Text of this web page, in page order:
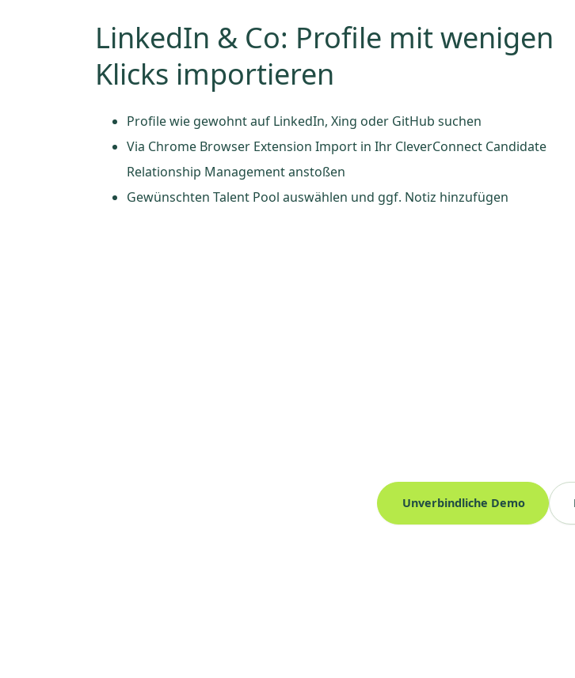
LinkedIn & Co: Profile mit wenigen
Klicks importieren
Profile wie gewohnt auf LinkedIn, Xing oder GitHub suchen
Via Chrome Browser Extension Import in Ihr CleverConnect Candidate
Relationship Management anstoßen
Gewünschten Talent Pool auswählen und ggf. Notiz hinzufügen
Unverbindliche Demo